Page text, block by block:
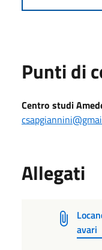
Punti di
Centro studi
Allegati
avari